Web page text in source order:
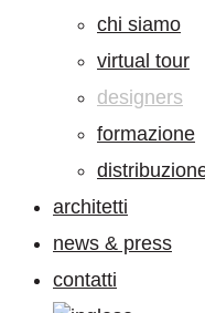
chi siamo
virtual tour
designers
formazione
architetti
news & press
contatti